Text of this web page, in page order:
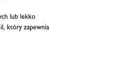
lub lekko
który zapewnia